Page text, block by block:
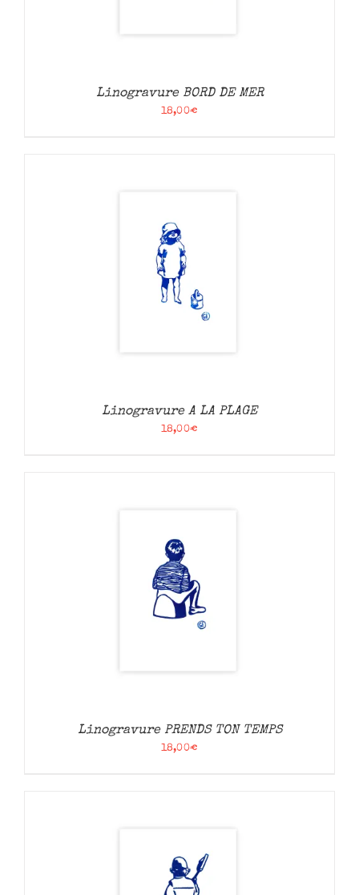
Linogravure BORD DE MER
18,00€
Linogravure A LA PLAGE
18,00€
Linogravure PRENDS TON TEMPS
18,00€